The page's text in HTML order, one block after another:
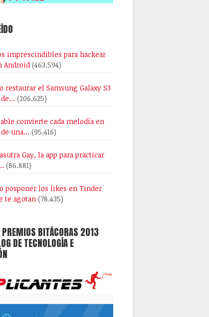
imprescindibles para hackear
Android (463.594)
restaurar el Samsung Galaxy S3
de… (206.625)
convierte cada melodía en
una… (95.416)
Gay, la app para practicar
(86.881)
posponer los likes en Tinder
te agotan (78.435)
BITÁCORAS 2013
DE TECNOLOGÍA E